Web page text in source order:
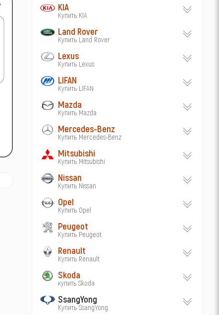
KIA
Купить KIA
Land Rover
Купить Land Rover
Lexus
Купить Lexus
LIFAN
Купить LIFAN
Mazda
Купить Mazda
Mercedes-Benz
Купить Mercedes-Benz
Mitsubishi
Купить Mitsubishi
Nissan
Купить Nissan
Opel
Купить Opel
Peugeot
Купить Peugeot
Renault
Купить Renault
Skoda
купить Skoda
SsangYong
Купить SsangYong